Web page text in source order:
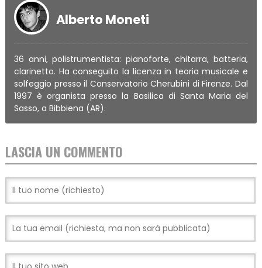
Alberto Moneti
36 anni, polistrumentista: pianoforte, chitarra, batteria,
clarinetto. Ha conseguito la licenza in teoria musicale e
solfeggio presso il Conservatorio Cherubini di Firenze. Dal
1997 è organista presso la Basilica di Santa Maria del
Sasso, a Bibbiena (AR).
LASCIA UN COMMENTO